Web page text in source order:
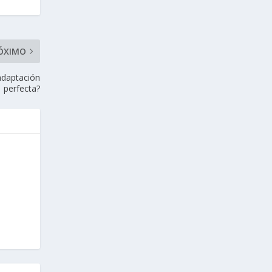
perfecta?